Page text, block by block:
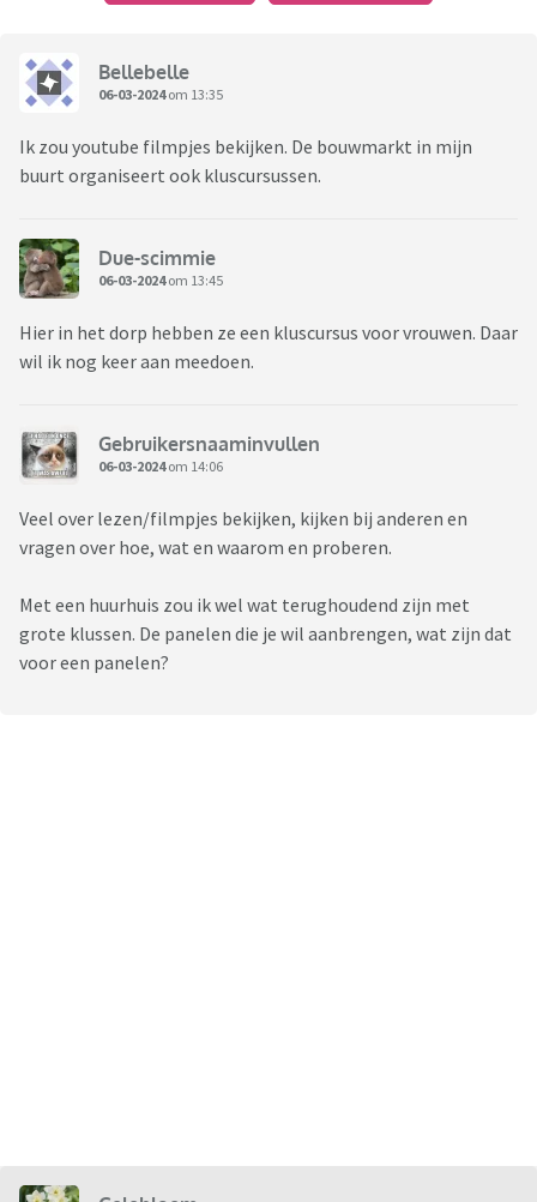
Bellebelle
06-03-2024om 13:35
Ik zou youtube filmpjes bekijken. De bouwmarkt in mijn
buurt organiseert ook kluscursussen.
Due-scimmie
06-03-2024om 13:45
Hier in het dorp hebben ze een kluscursus voor vrouwen. Daar
wil ik nog keer aan meedoen.
Gebruikersnaaminvullen
06-03-2024om 14:06
Veel over lezen/filmpjes bekijken, kijken bij anderen en
vragen over hoe, wat en waarom en proberen.
Met een huurhuis zou ik wel wat terughoudend zijn met
grote klussen. De panelen die je wil aanbrengen, wat zijn dat
voor een panelen?